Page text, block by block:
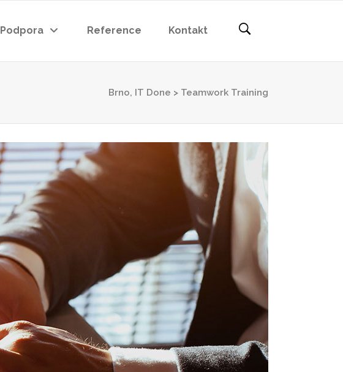
Podpora Reference Kontakt
Brno, IT Done > Teamwork Training